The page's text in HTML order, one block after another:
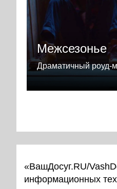
Межсезонье
Драматичный роуд-
«ВашДосуг.RU/
информационных